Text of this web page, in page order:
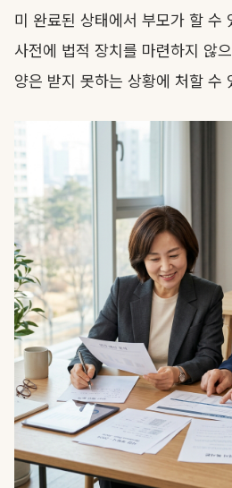
미 완료된 상태에서 부모가 할 수
사전에 법적 장치를 마련하지 않
양은 받지 못하는 상황에 처할 수